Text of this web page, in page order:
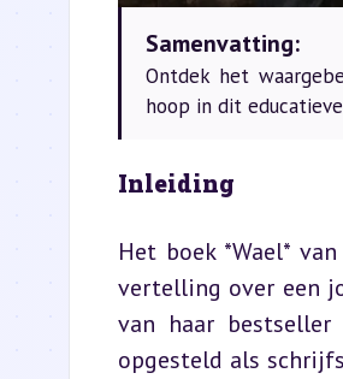
Samenvatting:
Ontdek het
hoop in dit
Inleiding
Het boek *Wael*
vertelling over een
van haar bestseller
opgesteld als